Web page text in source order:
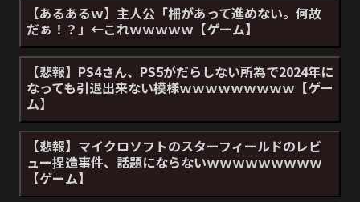
【あるあるｗ】主人公「柵があって進めない。何故
だぁ！？」←これｗｗｗｗｗ【ゲーム】
【悲報】PS4さん、PS5がだらしない所為で2024年に
なっても引退出来ない模様ｗｗｗｗｗｗｗｗｗ【ゲー
ム】
【悲報】マイクロソフトのスターフィールドのレビ
ュー捏造事件、話題にならないｗｗｗｗｗｗｗｗｗ
【ゲーム】